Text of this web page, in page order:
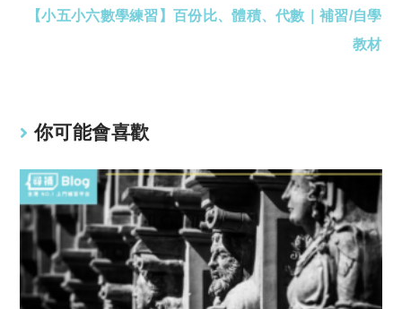
【小五小六數學練習】百份比、體積、代數｜補習/自學
教材
你可能會喜歡